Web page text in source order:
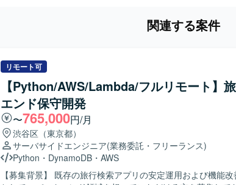
関連する案件
リモート可
【Python/AWS/Lambda/フルリモート】
エンド保守開発
〜765,000円/月
渋谷区（東京都）
サーバサイドエンジニア(業務委託・フリーランス)
Python ・ DynamoDB ・ AWS
【募集背景】 既存の旅行検索アプリの安定運用および機能